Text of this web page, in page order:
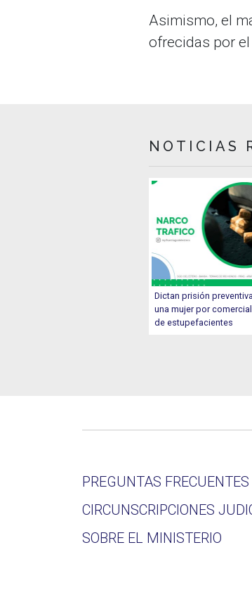
Asimismo, el
ofrecidas por
NOTICIAS
Dictan prisión
una mujer por
de estupefacientes
PREGUNTAS FRECUENTES
CIRCUNSCRIPCIONES
SOBRE EL MINISTERIO